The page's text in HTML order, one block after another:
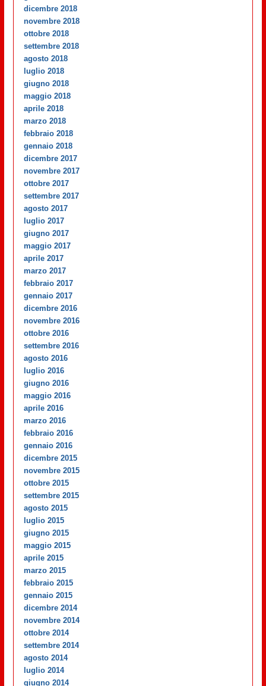
dicembre 2018
novembre 2018
ottobre 2018
settembre 2018
agosto 2018
luglio 2018
giugno 2018
maggio 2018
aprile 2018
marzo 2018
febbraio 2018
gennaio 2018
dicembre 2017
novembre 2017
ottobre 2017
settembre 2017
agosto 2017
luglio 2017
giugno 2017
maggio 2017
aprile 2017
marzo 2017
febbraio 2017
gennaio 2017
dicembre 2016
novembre 2016
ottobre 2016
settembre 2016
agosto 2016
luglio 2016
giugno 2016
maggio 2016
aprile 2016
marzo 2016
febbraio 2016
gennaio 2016
dicembre 2015
novembre 2015
ottobre 2015
settembre 2015
agosto 2015
luglio 2015
giugno 2015
maggio 2015
aprile 2015
marzo 2015
febbraio 2015
gennaio 2015
dicembre 2014
novembre 2014
ottobre 2014
settembre 2014
agosto 2014
luglio 2014
giugno 2014